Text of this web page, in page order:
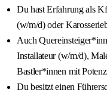
Du hast Erfahrung als
(w/m/d) oder
Auch
Installateur (w/m/d),
Bastler*innen mit
Du besitzt einen